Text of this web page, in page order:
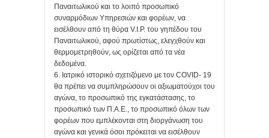
Παναιτωλικού και το λοιπό προσωπικό
συναρμόδιων Υπηρεσιών και φορέων, να
εισέλθουν από τη θύρα V.I.P. του γηπέδου του
Παναιτωλικού, αφού πρωτίστως, ελεγχθούν και
θερμομετρηθούν, ως ορίζεται από τα νέα
δεδομένα.
6. Ιατρικό ιστορικό σχετιζόμενο με τον COVID- 19
θα πρέπει να συμπληρώσουν οι αξιωματούχοι του
αγώνα, το προσωπικό της εγκατάστασης, το
προσωπικό των Π.Α.Ε., το προσωπικό όλων των
φορέων που εμπλέκονται στη διοργάνωση του
αγώνα και γενικά όσοι πρόκειται να εισέλθουν